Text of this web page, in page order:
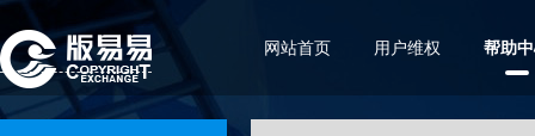
网站首页 用户维权 帮助